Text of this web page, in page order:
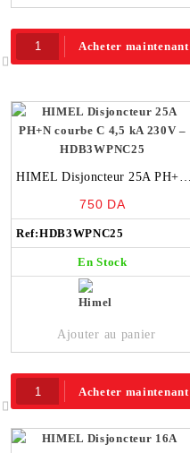
Acheter maintenant
HIMEL Disjoncteur 25A PH+N
750 DA
Ref:HDB3WPNC25
En Stock
Ajouter au panier
Acheter maintenant